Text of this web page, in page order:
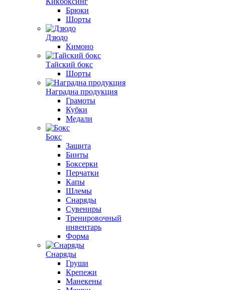
Брюки
Шорты
Дзюдо
Кимоно
Тайский бокс
Шорты
Наградна продукция
Грамоты
Кубки
Медали
Бокс
Защита
Бинты
Боксерки
Перчатки
Капы
Шлемы
Снаряды
Сувениры
Тренировочный
инвентарь
Форма
Снаряды
Груши
Крепежи
Манекены